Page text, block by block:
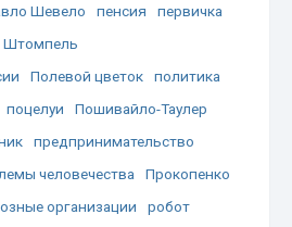
Шевело пенсия
первичка
Штомпель
Полевой цветок
политика
поцелуи
Пошивайло-Таулер
предпринимательство
человечества
Прокопенко
организации
робот